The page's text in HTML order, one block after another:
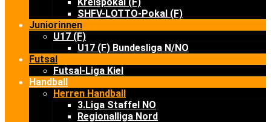
SHFV-LOTTO-Pokal (F)
Juniorinnen
U17 (F)
U17 (F) Bundesliga N/NO
Futsal
Futsal-Liga Kiel
Handball
Herren Handball
3.Liga Staffel NO
Regionalliga Nord